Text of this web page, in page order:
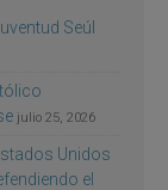
Seúl
julio 25, 2026
Unidos
el